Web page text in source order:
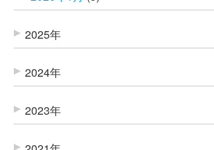
2025年
2024年
2023年